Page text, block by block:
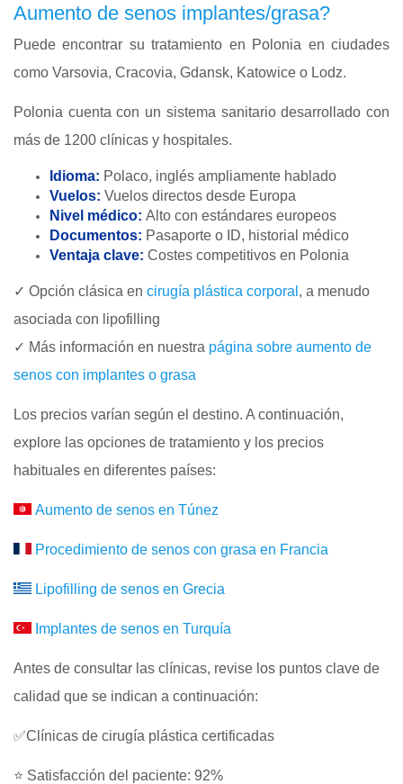
Aumento de senos implantes/grasa?
Puede encontrar su tratamiento en Polonia en ciudades
como Varsovia, Cracovia, Gdansk, Katowice o Lodz.
Polonia cuenta con un sistema sanitario desarrollado con
más de 1200 clínicas y hospitales.
Idioma: Polaco, inglés ampliamente hablado
Vuelos: Vuelos directos desde Europa
Nivel médico: Alto con estándares europeos
Documentos: Pasaporte o ID, historial médico
Ventaja clave: Costes competitivos en Polonia
✓ Opción clásica en cirugía plástica corporal , a menudo
asociada con lipofilling
✓ Más información en nuestra página sobre aumento de
senos con implantes o grasa
Los precios varían según el destino. A continuación,
explore las opciones de tratamiento y los precios
habituales en diferentes países:
Aumento de senos en Túnez
Procedimiento de senos con grasa en Francia
Lipofilling de senos en Grecia
Implantes de senos en Turquía
Antes de consultar las clínicas, revise los puntos clave de
calidad que se indican a continuación:
✅Clínicas de cirugía plástica certificadas
⭐ Satisfacción del paciente: 92%